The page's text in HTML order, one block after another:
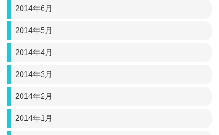
2014年6月
2014年5月
2014年4月
2014年3月
2014年2月
2014年1月